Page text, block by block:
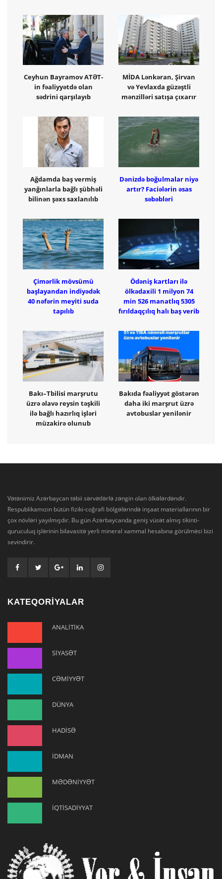
Ceyhun Bayramov ATƏT-
in fəaliyyətdə olan
sədrini qarşılayıb
MİDA Lənkəran, Şirvan
və Yevlaxda güzəştli
mənzilləri satışa çıxarır
Ağdamda baş vermiş
yanğınlarla bağlı şübhəli
bilinən şəxs saxlanılıb
Dənizdə boğulmalar niyə
artır? Faciələrin əsas
səbəbləri
Çimərlik mövsümü
başlayandan indiyədək
40 nəfərin meyiti suda
tapılıb
Ödəniş kartları ilə
ölkədaxili 1 milyon 74
min 526 manatlıq 5305
fırıldaqçılıq halı baş verib
Bakı–Tbilisi marşrutu
üzrə əlavə reysin təşkili
ilə bağlı hazırlıq işləri
müzakirə olunub
Bakıda fəaliyyət göstərən
daha iki marşrut üzrə
avtobuslar yenilənir
Vətənimiz Azərbaycan təbii sərvətlərlə zəngin olan ölkələrdəndir.
Respublikamızın bütün fiziki-coğrafi bölgələrində inşaat materiallarının bir
çox növləri yayılmışdır. Bu gün Azərbaycanda geniş vüsət almış tikinti-
quruculuq işlərinin bilavasitə yerli mineral xammal hesabına görülməsi bizi
sevindirir.
KATEQORİYALAR
ANALİTİKA
SİYASƏT
CƏMİYYƏT
DÜNYA
HADİSƏ
İDMAN
MƏDƏNİYYƏT
İQTİSADİYYAT